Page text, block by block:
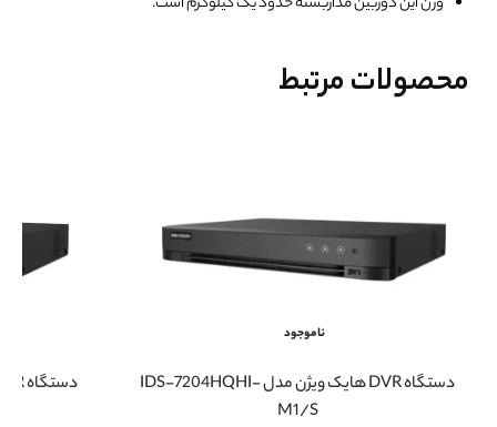
محصولات مرتبط
ناموجود
دستگاه DVR هایک ویژن مدل IDS-7204HQHI-
M1/S